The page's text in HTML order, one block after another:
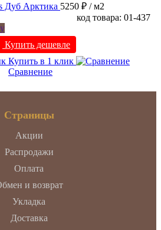
Дуб Арктика 5250 ₽ / м2
код товара: 01-437
Купить дешевле
Купить в 1 клик
Сравнение
Страницы
Акции
Распродажи
Оплата
и возврат
Укладка
Доставка